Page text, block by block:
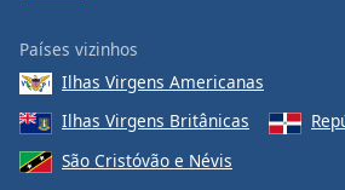
Países vizinhos
Ilhas Virgens Americanas
Ilhas Virgens Britânicas
São Cristóvão e Névis